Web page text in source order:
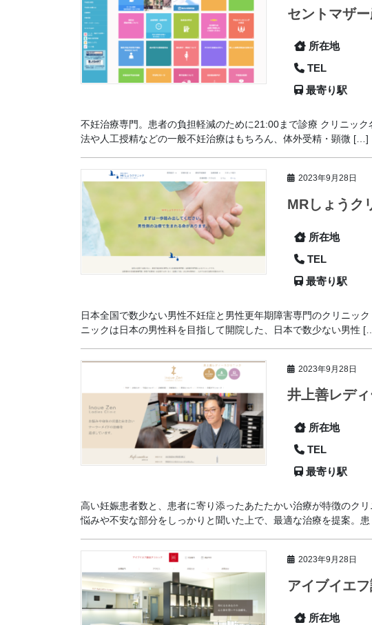
セントマザ
所在地
TEL
最寄り駅
不妊治療専門。患者の負担軽減のために21:00まで診療 クリニッ
法や人工授精などの一般不妊治療はもちろん、体外受精・顕微 […]
2023年9月28日
MRしょうク
所在地
TEL
最寄り駅
日本全国で数少ない男性不妊症と男性更年期障害専門のクリニッ
ニックは日本の男性科を目指して開院した、日本で数少ない男性
2023年9月28日
井上善レデ
所在地
TEL
最寄り駅
高い妊娠患者数と、患者に寄り添ったあたたかい治療が特徴のク
悩みや不安な部分をしっかりと聞いた上で、最適な治療を提案。
2023年9月28日
アイブイエ
所在地